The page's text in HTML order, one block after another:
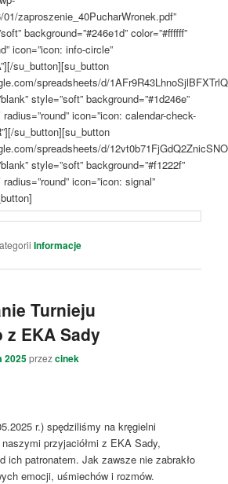
zaproszenie_40PucharWronek.pdf”
background=”#246e1d” color=”#ffffff”
icon=”icon: info-circle”
su_button][su_button
spreadsheets/d/
style=”soft” background=”#1d246e”
radius=”round” icon=”icon: calendar-check-
su_button][su_button
spreadsheets/d/
style=”soft” background=”#f1222f”
radius=”round” icon=”icon: signal”
Informacje
Turnieju
z EKA Sady
2025przezcinek
r.) spędziliśmy na kręgielni
naszymi przyjaciółmi z EKA Sady,
ich patronatem. Jak zawsze nie zabrakło
emocji, uśmiechów i rozmów.